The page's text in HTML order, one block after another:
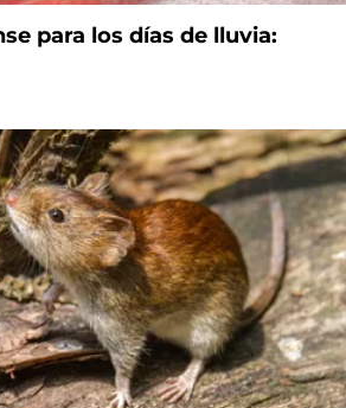
para los días de lluvia: